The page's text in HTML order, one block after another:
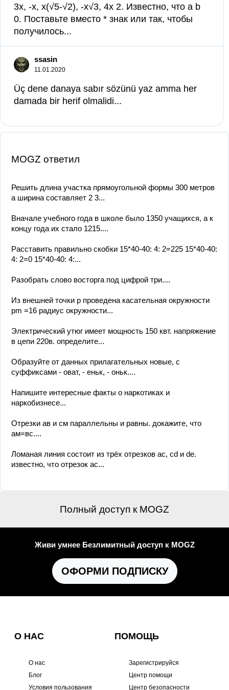
3x, -x, x(√5-√2), -x√3, 4x 2. Известно, что a b
0. Поставьте вместо * знак или так, чтобы
получилось...
ssasin
11.01.2020
Üç dene danaya sabır sözünü yaz amma her
damada bir herif olmalidi​...
MOGZ ответил
Решить длина участка прямоугольной формы 300 метров
а ширина составляет 2 3...
Вначале учебного года в школе было 1350 учащихся, а к
концу года их стало 1215....
Расставить правильно скобки 15*40-40: 4: 2=225 15*40-40:
4: 2=0 15*40-40: 4:...
Разобрать слово восторга под цифрой три....
Из внешней точки p проведена касательная окружности
pm =16 радиус окружности...
Электрический утюг имеет мощность 150 квт. напряжение
в цепи 220в. определите...
Образуйте от данных прилагательных новые, с
суффиксами - оват, - еньк, - оньк....
Напишите интересные факты о наркотиках и
наркобизнесе...
Отрезки ав и см параллельны и равны. докажите, что
ам=вс....
Ломаная линия состоит из трёх отрезков ас, сd и de.
известно, что отрезок ас...
Полный доступ к MOGZ
Живи умнее Безлимитный доступ к MOGZ
ОФОРМИ ПОДПИСКУ
О НАС
О нас
Блог
Условия пользования
ПОМОЩЬ
Зарегистрируйся
Центр помощи
Центр безопасности